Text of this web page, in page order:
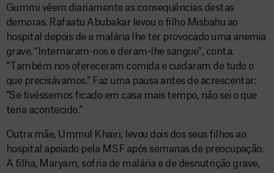
Gummi vêem diariamente as consequências destas
demoras. Rafaatu Abubakar levou o filho Misbahu ao
hospital depois de a malária lhe ter provocado uma anemia
grave. “Internaram-nos e deram-lhe sangue”, conta.
“Também nos ofereceram comida e cuidaram de tudo o
que precisávamos.” Faz uma pausa antes de acrescentar:
“Se tivéssemos ficado em casa mais tempo, não sei o que
teria acontecido.”
Outra mãe, Ummul Khairi, levou dois dos seus filhos ao
hospital apoiado pela MSF após semanas de preocupação.
A filha, Maryam, sofria de malária e de desnutrição grave,